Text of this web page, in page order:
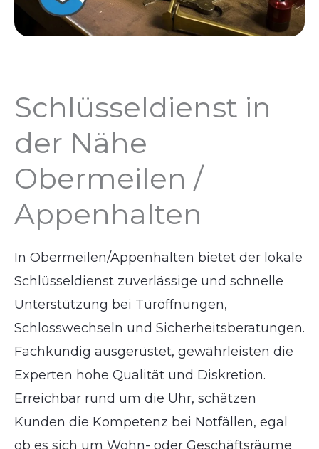
Schlüsseldienst in
der Nähe
Obermeilen /
Appenhalten
In Obermeilen/Appenhalten bietet der lokale
Schlüsseldienst zuverlässige und schnelle
Unterstützung bei Türöffnungen,
Schlosswechseln und Sicherheitsberatungen.
Fachkundig ausgerüstet, gewährleisten die
Experten hohe Qualität und Diskretion.
Erreichbar rund um die Uhr, schätzen
Kunden die Kompetenz bei Notfällen, egal
ob es sich um Wohn- oder Geschäftsräume